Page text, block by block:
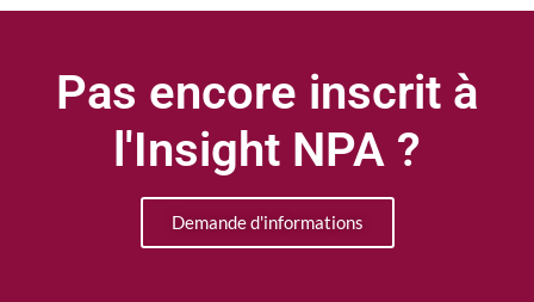
Pas encore inscrit à
l'Insight NPA ?
Demande d'informations